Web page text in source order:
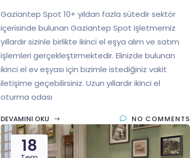
Gaziantep Spot 10+ yıldan fazla sütedir sektör
içerisinde bulunan Gaziantep Spot işletmemiz
yıllardır sizinle birlikte ikinci el eşya alım ve satım
işlemleri gerçekleştirmektedir. Elinizde bulunan
ikinci el ev eşyası için bizimle istediğiniz vakit
iletişime geçebilirsiniz. Uzun yıllardır ikinci el
oturma odası
DEVAMINI OKU NO COMMENTS
18